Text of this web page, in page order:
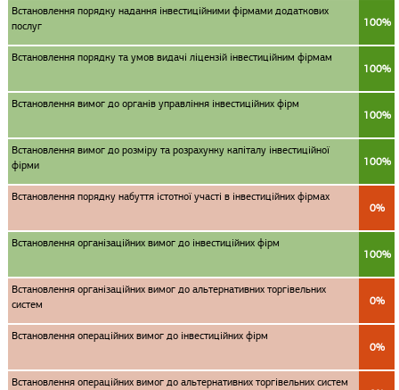
Встановлення порядку надання інвестиційними фірмами додаткових
послуг
100%
Встановлення порядку та умов видачі ліцензій інвестиційним фірмам
100%
Встановлення вимог до органів управління інвестиційних фірм
100%
Встановлення вимог до розміру та розрахунку капіталу інвестиційної
фірми
100%
Встановлення порядку набуття істотної участі в інвестиційних фірмах
0%
Встановлення організаційних вимог до інвестиційних фірм
100%
Встановлення організаційних вимог до альтернативних торгівельних
систем
0%
Встановлення операційних вимог до інвестиційних фірм
0%
Встановлення операційних вимог до альтернативних торгівельних систем